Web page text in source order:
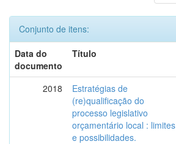
Conjunto de itens:
Data do
documento
Título
2018
Estratégias de
(re)qualificação do
processo legislativo
orçamentário local : limites
e possibilidades.